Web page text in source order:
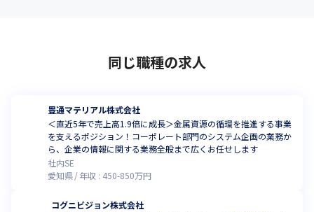
同じ職種の求人
豊通マテリアル株式会社
＜直近5年で売上高1.9倍に成長＞金属資源の循環を推進する事業
を支えるポジション！コーポレート部門のシステム企画の業務か
ら、企業の情報に関する業務全般まで広くお任せします
社内SE
愛知県
年収 : 450-850万円
コグニビジョン株式会社